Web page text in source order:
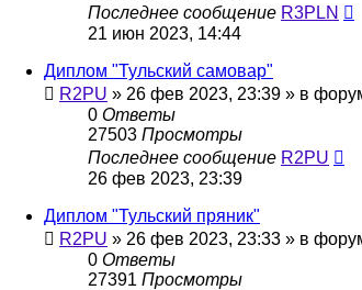
Последнее сообщение R3PLN
21 июн 2023, 14:44
Диплом "Тульский самовар"
R2PU » 26 фев 2023, 23:39 » в
0 Ответы
27503 Просмотры
Последнее сообщение R2PU
26 фев 2023, 23:39
Диплом "Тульский пряник"
R2PU » 26 фев 2023, 23:33 » в
0 Ответы
27391 Просмотры